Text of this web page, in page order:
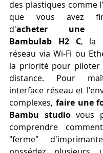
des plastiques comme
que vous avez
d'acheter une
Bambulab H2 C, la
réseau via Wi-Fi ou
la priorité pour piloter
distance. Pour
interface réseau et
complexes, faire une
Bambu studio vous
comprendre
"ferme"